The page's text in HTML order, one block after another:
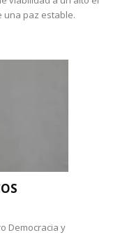
una paz estable.
Democracia y